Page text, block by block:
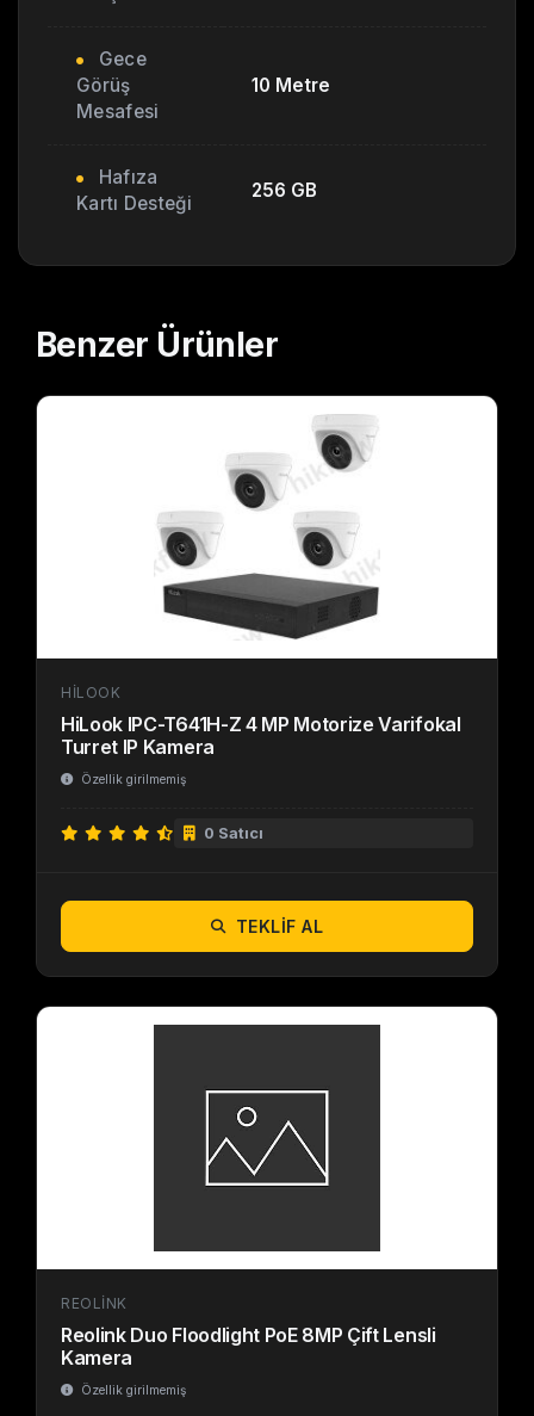
Gece
Görüş
Mesafesi
10 Metre
Hafıza
Kartı Desteği
256 GB
Benzer Ürünler
HILOOK
HiLook IPC-T641H-Z 4 MP Motorize Varifokal
Turret IP Kamera
Özellik girilmemiş
0 Satıcı
TEKLIF AL
REOLINK
Reolink Duo Floodlight PoE 8MP Çift Lensli
Kamera
Özellik girilmemiş